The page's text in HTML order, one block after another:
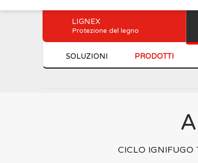
LIGNEX
Protezione del legno
SOLUZIONI PRODOTTI
CICLO